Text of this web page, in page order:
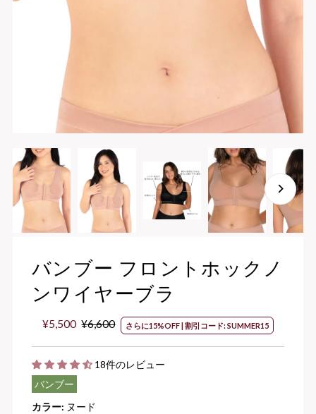
バンブー フロントホックノ
ンワイヤーブラ
セ
価
格
¥5,500 通
格
¥6,600 さらに15%OFF | 割引コード: SUMMER15
18件のレビュー
バンブー
カラー: ヌード